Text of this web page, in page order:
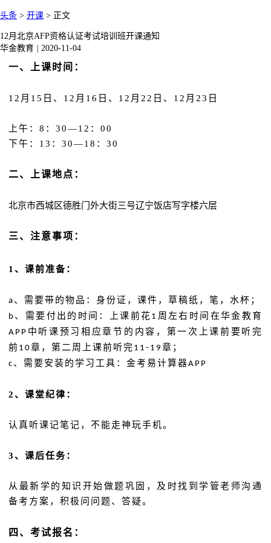
头条 > 开课 > 正文
12月北京AFP资格认证考试培训班开课通知
华金教育
2020-11-04
一、上课时间：
12月15 日、12 月16 日、 12 月22 日、 12 月23 日
上午： 8：30—12：00
下午： 13：30—18：30
二、上课地点：
北京市西城区德胜门外大街三号辽宁饭店写字楼六层
三、注意事项：
1 、课前准备：
a 、需要带的物品：身份证，课件，草稿纸，笔，水杯；
b 、需要付出的时间：上课前花 1 周左右时间在华金教育
APP 中听课预习相应章节的内容，第一次上课前要听完
前 10章，第二周上课前听完 11-19 章；
c 、需要安装的学习工具：金考易计算器APP
2、课堂纪律：
认真听课记笔记，不能走神玩手机。
3、课后任务：
从最新学的知识开始做题巩固，及时找到学管老师沟通
备考方案，积极问问题、答疑。
四、考试报名：